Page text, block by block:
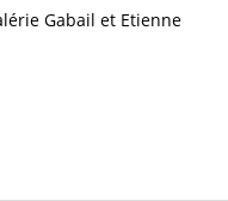
Gabail et Etienne